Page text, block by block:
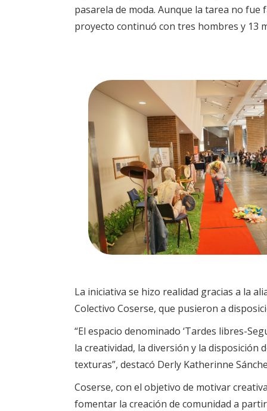
pasarela de moda. Aunque la tarea no
proyecto continuó con tres hombres y 13
La iniciativa se hizo realidad gracias a la
Colectivo Coserse, que pusieron a
“El espacio denominado ‘Tardes libres-
la creatividad, la diversión y la disposición
texturas”, destacó Derly Katherinne
Coserse, con el objetivo de motivar
fomentar la creación de comunidad a